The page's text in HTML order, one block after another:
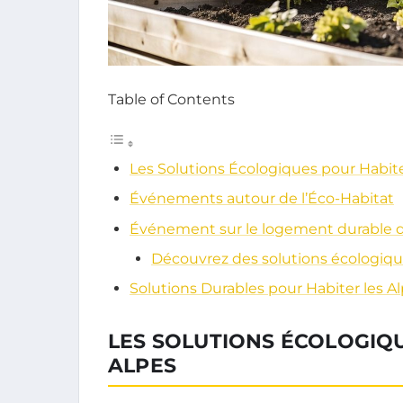
Table of Contents
Les Solutions Écologiques pour
Événements autour de l’Éco-Habitat
Événement sur le logement durable
Découvrez des solutions
Solutions Durables pour Habiter les
LES SOLUTIONS
ALPES